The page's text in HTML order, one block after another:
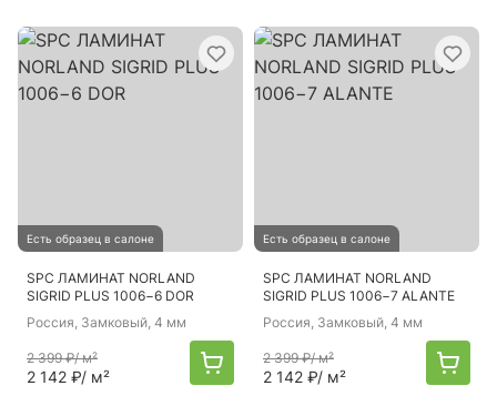
Есть образец в салоне
SPC ЛАМИНАТ NORLAND
SIGRID PLUS 1006−6 DOR
Россия, Замковый, 4 мм
2 399 ₽/ м²
2 142 ₽/ м²
Есть образец в салоне
SPC ЛАМИНАТ NORLAND
SIGRID PLUS 1006−7 ALANTE
Россия, Замковый, 4 мм
2 399 ₽/ м²
2 142 ₽/ м²